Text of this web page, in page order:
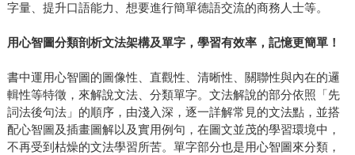
字量、提升口語能力、想要進行簡單德語交流的商務人士等。
用心智圖分類剖析文法架構及單字，學習有效率，記憶更簡單！
書中運用心智圖的圖像性、直觀性、清晰性、關聯性與內在的邏
輯性等特徵，來解說文法、分類單字。文法解說的部分依照「先
詞法後句法」的順序，由淺入深，逐一詳解常見的文法點，並搭
配心智圖及插畫圖解以及實用例句，在圖文並茂的學習環境中，
不再受到枯燥的文法學習所苦。單字部分也是用心智圖來分類，